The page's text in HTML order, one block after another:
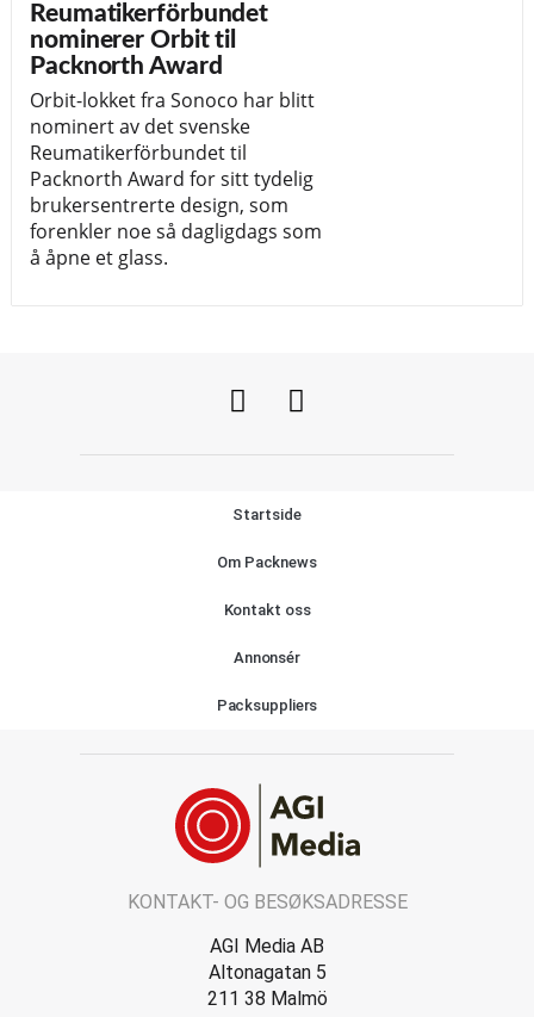
Reumatikerförbundet
nominerer Orbit til
Packnorth Award
Orbit-lokket fra Sonoco har blitt
nominert av det svenske
Reumatikerförbundet til
Packnorth Award for sitt tydelig
brukersentrerte design, som
forenkler noe så dagligdags som
å åpne et glass.
Startside
Om Packnews
Kontakt oss
Annonsér
Packsuppliers
KONTAKT- OG BESØKSADRESSE
AGI Media AB
Altonagatan 5
211 38 Malmö